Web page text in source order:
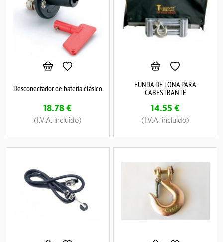
Desconectador de batería clásico
18.78 €
(I.V.A. incluido)
FUNDA DE LONA PARA
CABESTRANTE
14.55 €
(I.V.A. incluido)